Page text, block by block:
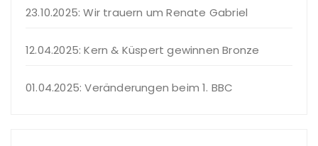
23.10.2025: Wir trauern um Renate Gabriel
12.04.2025: Kern & Küspert gewinnen Bronze
01.04.2025: Veränderungen beim 1. BBC